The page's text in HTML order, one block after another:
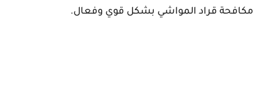
مكافحة قراد المواشي بشكل قوي وفعال.